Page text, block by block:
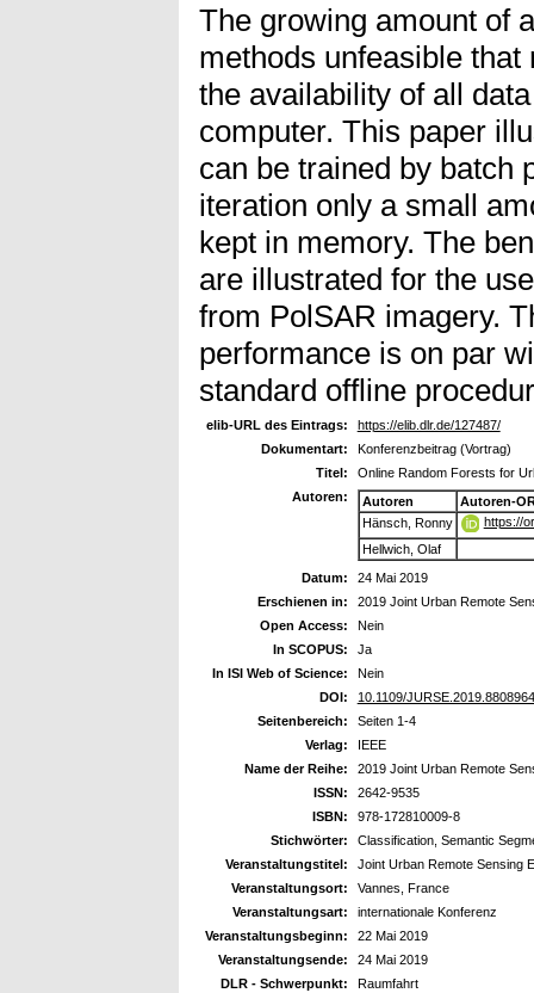
The growing amount of
methods unfeasible
the availability of all
computer. This paper
can be trained by batch
iteration only a small
kept in memory. The
are illustrated for the
from PolSAR imagery.
performance is on par
standard offline
elib-URL des Eintrags:
https://elib.dlr.de/127487/
Dokumentart:
Konferenzbeitrag (Vortrag)
Titel:
Online Random Forests for
Autoren:
Autoren
Autoren-
Hänsch, Ronny
https://
Hellwich, Olaf
Datum:
24 Mai 2019
Erschienen in:
2019 Joint Urban Remote
Open Access:
Nein
In SCOPUS:
Ja
In ISI Web of Science:
Nein
DOI:
10.1109/JURSE.2019.8808964
Seitenbereich:
Seiten 1-4
Verlag:
IEEE
Name der Reihe:
2019 Joint Urban Remote
ISSN:
2642-9535
ISBN:
978-172810009-8
Stichwörter:
Classification, Semantic
Veranstaltungstitel:
Joint Urban Remote Sensing
Veranstaltungsort:
Vannes, France
Veranstaltungsart:
internationale Konferenz
Veranstaltungsbeginn:
22 Mai 2019
Veranstaltungsende:
24 Mai 2019
DLR - Schwerpunkt:
Raumfahrt